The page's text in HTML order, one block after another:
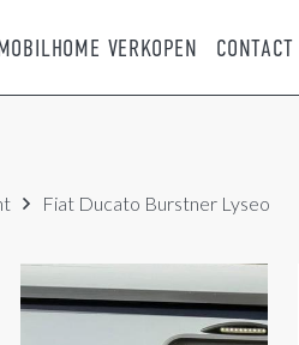
VERKOPEN CONTACT
Fiat Ducato Burstner Lyseo